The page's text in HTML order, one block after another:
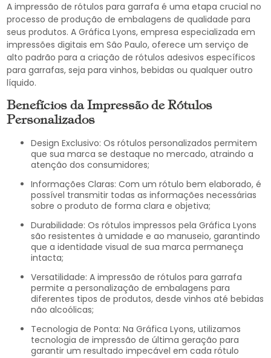
A impressão de rótulos para garrafa é uma etapa crucial no
processo de produção de embalagens de qualidade para
seus produtos. A Gráfica Lyons, empresa especializada em
impressões digitais em São Paulo, oferece um serviço de
alto padrão para a criação de rótulos adesivos específicos
para garrafas, seja para vinhos, bebidas ou qualquer outro
líquido.
Benefícios da Impressão de Rótulos
Personalizados
Design Exclusivo: Os rótulos personalizados permitem
que sua marca se destaque no mercado, atraindo a
atenção dos consumidores;
Informações Claras: Com um rótulo bem elaborado, é
possível transmitir todas as informações necessárias
sobre o produto de forma clara e objetiva;
Durabilidade: Os rótulos impressos pela Gráfica Lyons
são resistentes à umidade e ao manuseio, garantindo
que a identidade visual de sua marca permaneça
intacta;
Versatilidade: A impressão de rótulos para garrafa
permite a personalização de embalagens para
diferentes tipos de produtos, desde vinhos até bebidas
não alcoólicas;
Tecnologia de Ponta: Na Gráfica Lyons, utilizamos
tecnologia de impressão de última geração para
garantir um resultado impecável em cada rótulo